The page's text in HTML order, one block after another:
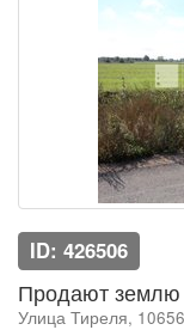
ID: 426506
Продают
Улица Тиреля,